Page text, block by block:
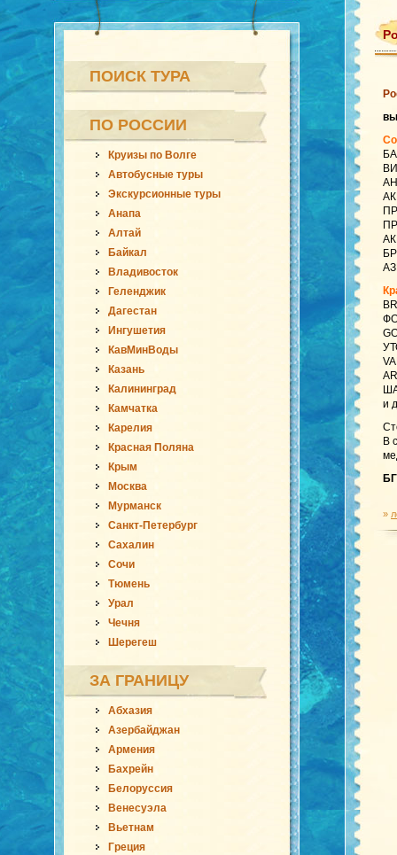
ПОИСК ТУРА
ПО РОССИИ
Круизы по Волге
Автобусные туры
Экскурсионные туры
Анапа
Алтай
Байкал
Владивосток
Геленджик
Дагестан
Ингушетия
КавМинВоды
Казань
Калининград
Камчатка
Карелия
Красная Поляна
Крым
Москва
Мурманск
Санкт-Петербург
Сахалин
Сочи
Тюмень
Урал
Чечня
Шерегеш
ЗА ГРАНИЦУ
Абхазия
Азербайджан
Армения
Бахрейн
Белоруссия
Венесуэла
Вьетнам
Греция
и
В
БГ
»